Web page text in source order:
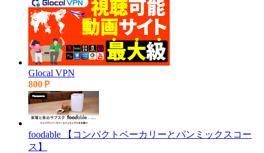
Glocal VPN
800Ｐ
foodable 【コンパクトベーカリーとパンミックスコー
ス】